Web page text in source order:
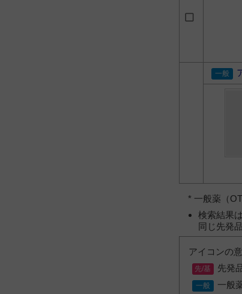
* 一般薬（
検索結果
同じ先発
アイコンの
先発
一般